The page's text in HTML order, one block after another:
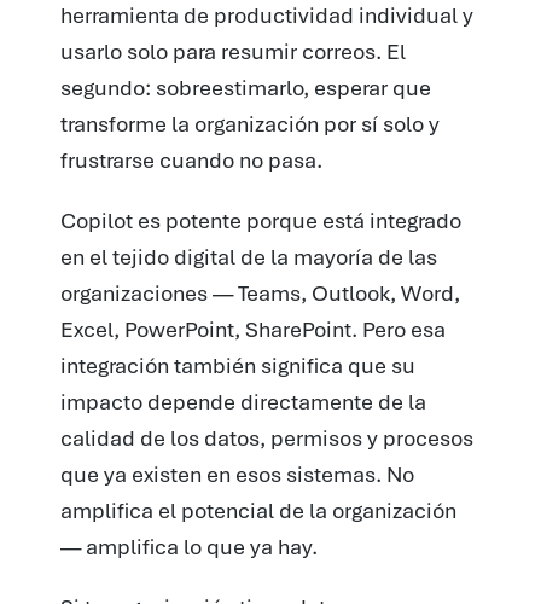
herramienta de productividad individual y
usarlo solo para resumir correos. El
segundo: sobreestimarlo, esperar que
transforme la organización por sí solo y
frustrarse cuando no pasa.
Copilot es potente porque está integrado
en el tejido digital de la mayoría de las
organizaciones — Teams, Outlook, Word,
Excel, PowerPoint, SharePoint. Pero esa
integración también significa que su
impacto depende directamente de la
calidad de los datos, permisos y procesos
que ya existen en esos sistemas. No
amplifica el potencial de la organización
— amplifica lo que ya hay.